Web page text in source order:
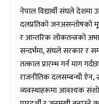
नेपाल विद्यार्थी संघले देशमा
दलप्रतिको जनअसन्तोषको
र आन्तरिक लोकतन्त्रको
सन्दर्भमा, संघले सरकार र
तत्काल प्रारम्भ गर्न माग गर्दछः
राजनीतिक दलसम्बन्धी ऐन,
व्यवस्थाहरूमा आवश्यक